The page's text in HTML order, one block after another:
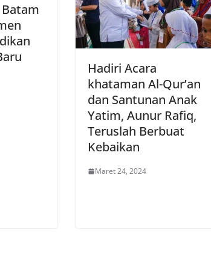
Hadiri Acara
khataman Al-Qur’an
dan Santunan Anak
Yatim, Aunur Rafiq,
Teruslah Berbuat
Kebaikan
Maret 24, 2024